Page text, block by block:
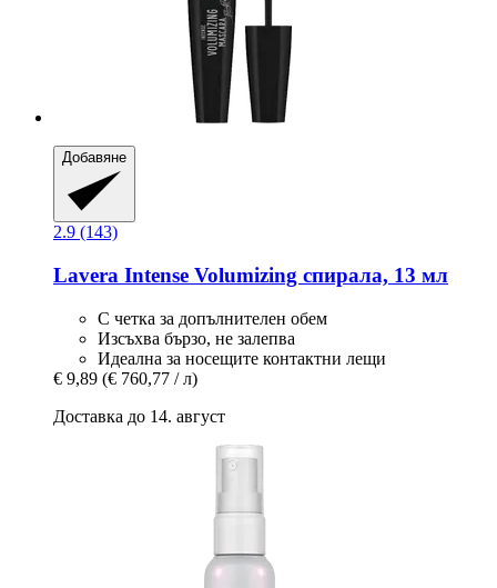
Добавяне
2.9 (143)
Lavera Intense Volumizing спирала, 13 мл
С четка за допълнителен обем
Изсъхва бързо, не залепва
Идеална за носещите контактни лещи
€ 9,89 (€ 760,77 / л)
Доставка до 14. август